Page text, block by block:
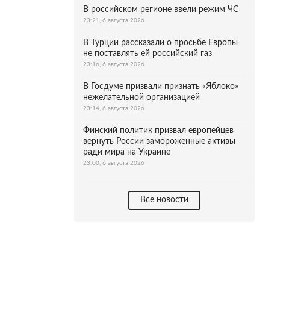
В российском регионе ввели режим ЧС
23:21, 6 августа 2026
В Турции рассказали о просьбе Европы
не поставлять ей российский газ
23:16, 6 августа 2026
В Госдуме призвали признать «Яблоко»
нежелательной организацией
23:14, 6 августа 2026
Финский политик призвал европейцев
вернуть России замороженные активы
ради мира на Украине
23:00, 6 августа 2026
Все новости